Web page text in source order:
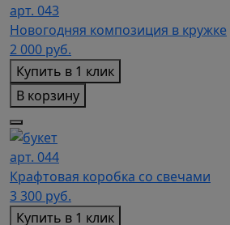
арт. 043
Новогодняя композиция в кружке
2 000 руб.
Купить в 1 клик
В корзину
арт. 044
Крафтовая коробка со свечами
3 300 руб.
Купить в 1 клик